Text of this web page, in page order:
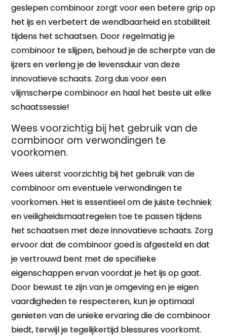
geslepen combinoor zorgt voor een betere grip op
het ijs en verbetert de wendbaarheid en stabiliteit
tijdens het schaatsen. Door regelmatig je
combinoor te slijpen, behoud je de scherpte van de
ijzers en verleng je de levensduur van deze
innovatieve schaats. Zorg dus voor een
vlijmscherpe combinoor en haal het beste uit elke
schaatssessie!
Wees voorzichtig bij het gebruik van de
combinoor om verwondingen te
voorkomen.
Wees uiterst voorzichtig bij het gebruik van de
combinoor om eventuele verwondingen te
voorkomen. Het is essentieel om de juiste techniek
en veiligheidsmaatregelen toe te passen tijdens
het schaatsen met deze innovatieve schaats. Zorg
ervoor dat de combinoor goed is afgesteld en dat
je vertrouwd bent met de specifieke
eigenschappen ervan voordat je het ijs op gaat.
Door bewust te zijn van je omgeving en je eigen
vaardigheden te respecteren, kun je optimaal
genieten van de unieke ervaring die de combinoor
biedt, terwijl je tegelijkertijd blessures voorkomt.